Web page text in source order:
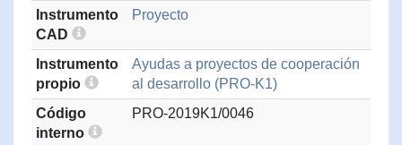
Instrumento
CAD
Proyecto
Instrumento
propio
Ayudas a proyectos de cooperación
al desarrollo (PRO-K1)
Código
interno
PRO-2019K1/0046